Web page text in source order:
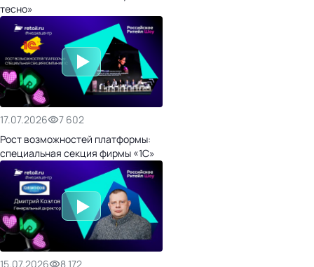
тесно»
17.07.2026
7 602
Рост возможностей платформы:
специальная секция фирмы «1С»
15.07.2026 8 172